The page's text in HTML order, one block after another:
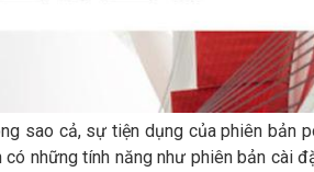
sao cả, sự tiện dụng của phiên bản
những tính năng như phiên bản cài